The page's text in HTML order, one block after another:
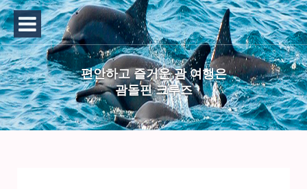
편안하고 즐거운 괌 여행은
괌돌핀 크루즈